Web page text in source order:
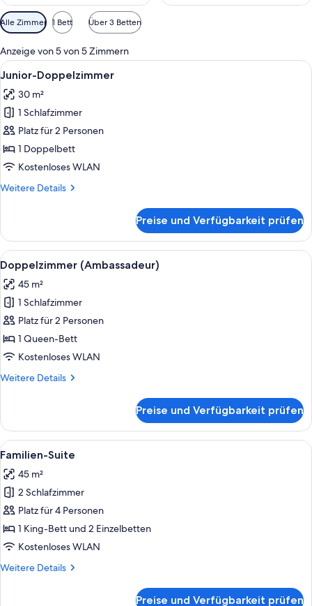
Verfügbare
Filter
für
Zimmer
Alle Zimmer 1 Bett Über 3 Betten
Anzeige von 5 von 5 Zimmern
Alle
Fotos
für
Junior-
Doppelzimmer
anzeigen
Ein Zimmer mit einem großen Bett,
7
Junior-Doppelzimmer
30 m²
1 Schlafzimmer
Platz für 2 Personen
1 Doppelbett
Kostenloses WLAN
Weitere Details
Weitere
Doppelzimmer
Preise und Verfügbarkeit prüfen
Alle
Fotos
für
Doppelzimmer
(Ambassadeur)
anzeigen
Ein Zimmer mit Schachbrettboden,
6
Doppelzimmer (Ambassadeur)
45 m²
1 Schlafzimmer
Platz für 2 Personen
1 Queen-Bett
Kostenloses WLAN
Weitere Details
Weitere
(Ambassadeur)
Preise und Verfügbarkeit prüfen
Alle
Fotos
für
Familien-
Suite
anzeigen
Ein Bett mit hölzernem Kopfteil,
6
Familien-Suite
45 m²
2 Schlafzimmer
Platz für 4 Personen
1 King-Bett und 2 Einzelbetten
Kostenloses WLAN
Weitere Details
Weitere
Preise und Verfügbarkeit prüfen